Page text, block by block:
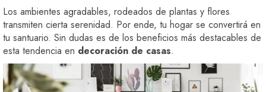
Los ambientes agradables, rodeados de plantas y flores
transmiten cierta serenidad. Por ende, tu hogar se convertirá en
tu santuario. Sin dudas es de los beneficios más destacables de
esta tendencia en decoración de casas.